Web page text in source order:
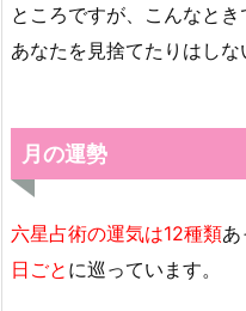
ところですが、こんなと
あなたを見捨てたりはしな
月の運勢
六星占術の運気は12種類
日ごと に巡っています。